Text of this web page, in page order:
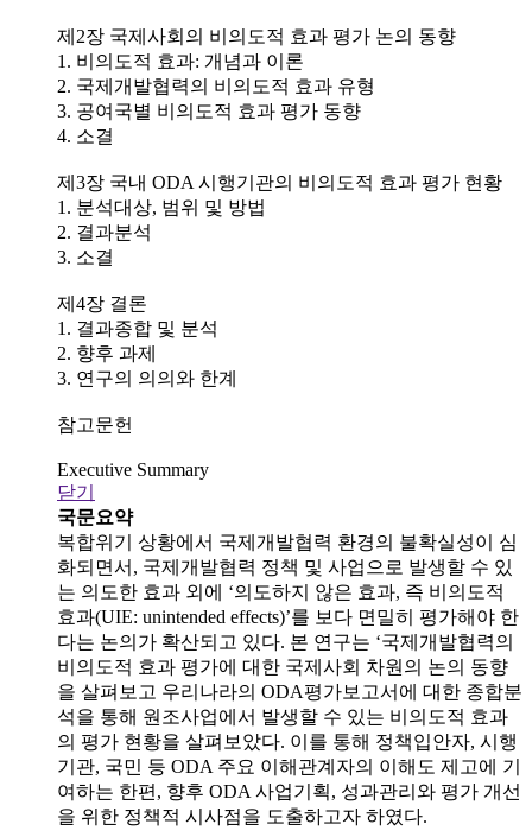
제2장 국제사회의 비의도적 효과 평가 논의 동향
1. 비의도적 효과: 개념과 이론
2. 국제개발협력의 비의도적 효과 유형
3. 공여국별 비의도적 효과 평가 동향
4. 소결
제3장 국내 ODA 시행기관의 비의도적 효과 평가 현황
1. 분석대상, 범위 및 방법
2. 결과분석
3. 소결
제4장 결론
1. 결과종합 및 분석
2. 향후 과제
3. 연구의 의의와 한계
참고문헌
Executive Summary
닫기
국문요약
복합위기 상황에서 국제개발협력 환경의 불확실성이 심
화되면서, 국제개발협력 정책 및 사업으로 발생할 수 있
는 의도한 효과 외에 ‘의도하지 않은 효과, 즉 비의도적
효과(UIE: unintended effects)’를 보다 면밀히 평가해야 한
다는 논의가 확산되고 있다. 본 연구는 ‘국제개발협력의
비의도적 효과 평가에 대한 국제사회 차원의 논의 동향
을 살펴보고 우리나라의 ODA평가보고서에 대한 종합분
석을 통해 원조사업에서 발생할 수 있는 비의도적 효과
의 평가 현황을 살펴보았다. 이를 통해 정책입안자, 시행
기관, 국민 등 ODA 주요 이해관계자의 이해도 제고에 기
여하는 한편, 향후 ODA 사업기획, 성과관리와 평가 개선
을 위한 정책적 시사점을 도출하고자 하였다.